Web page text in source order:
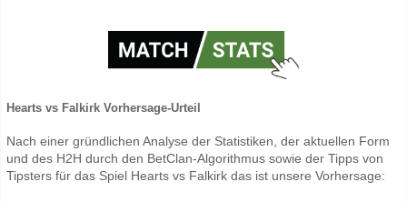
Hearts vs Falkirk Vorhersage-Urteil
Nach einer gründlichen Analyse der Statistiken, der aktuellen Form
und des H2H durch den BetClan-Algorithmus sowie der Tipps von
Tipsters für das Spiel Hearts vs Falkirk das ist unsere Vorhersage: